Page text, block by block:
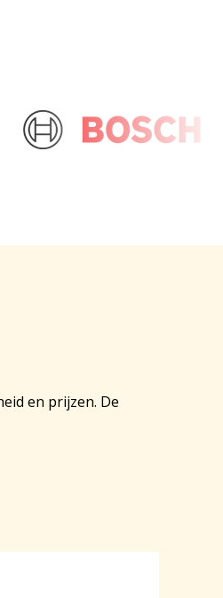
en prijzen. De